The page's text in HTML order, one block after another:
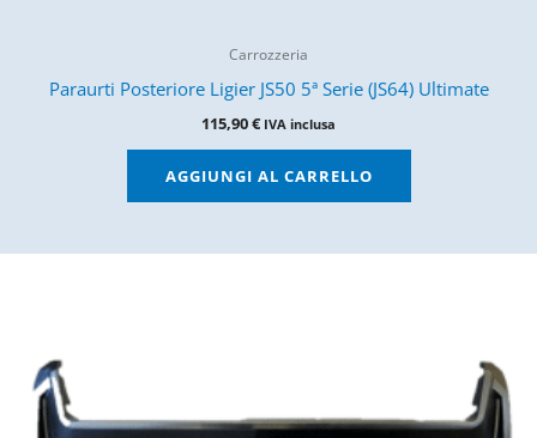
Carrozzeria
Paraurti Posteriore Ligier JS50 5ª Serie (JS64) Ultimate
115,90€ IVA inclusa
AGGIUNGI AL CARRELLO